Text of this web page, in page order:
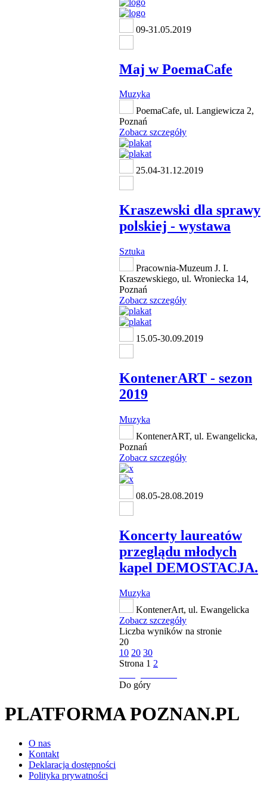
09-31.05.2019
Maj w PoemaCafe
Muzyka
PoemaCafe, ul. Langiewicza 2,
Poznań
Zobacz szczegóły
25.04-31.12.2019
Kraszewski dla sprawy
polskiej - wystawa
Sztuka
Pracownia-Muzeum J. I.
Kraszewskiego, ul. Wroniecka 14,
Poznań
Zobacz szczegóły
15.05-30.09.2019
KontenerART - sezon
2019
Muzyka
KontenerART, ul. Ewangelicka,
Poznań
Zobacz szczegóły
08.05-28.08.2019
Koncerty laureatów
przeglądu młodych
kapel DEMOSTACJA.
Muzyka
KontenerArt, ul. Ewangelicka
Zobacz szczegóły
Liczba wyników na stronie
20
10 20 30
Strona 1 2
Do góry
PLATFORMA POZNAN.PL
O nas
Kontakt
Deklaracja dostępności
Polityka prywatności